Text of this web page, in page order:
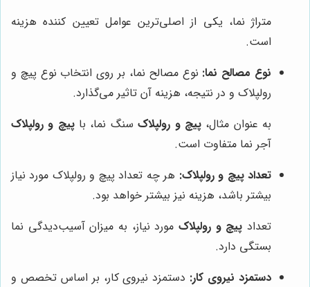
متراژ نما، یکی از اصلی‌ترین عوامل تعیین کننده هزینه
است.
نوع مصالح نما: نوع مصالح نما، بر روی انتخاب نوع پیچ و
رولپلاک و در نتیجه، هزینه آن تاثیر می‌گذارد.
به عنوان مثال،پیچ و رولپلاکسنگ نما، باپیچ و رولپلاک
آجر نما متفاوت است.
تعداد پیچ و رولپلاک: هر چه تعداد پیچ و رولپلاک مورد نیاز
بیشتر باشد، هزینه نیز بیشتر خواهد بود.
تعداد پیچ و رولپلاک مورد نیاز، به میزان آسیب‌دیدگی نما
بستگی دارد.
دستمزد نیروی کار: دستمزد نیروی کار، بر اساس تخصص و